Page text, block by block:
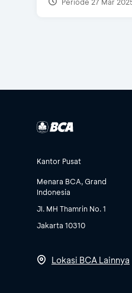
Kantor Pusat
Menara BCA, Grand
Indonesia
Jl. MH Thamrin No. 1
Jakarta 10310
Lokasi BCA Lainnya